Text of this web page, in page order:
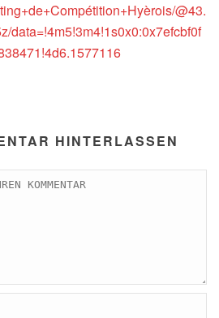
@43.
data=!4m5!3m4!1s0x0:0x7efcbf0f
HINTERLASSEN